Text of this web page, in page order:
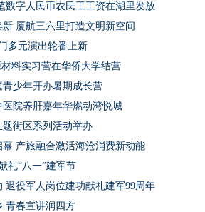
数字人民币农民工工资在湖里发放
厦航三六里打造文明新空间
多元演出轮番上新
料实习营在华侨大学结营
少年开办暑期成长营
院养肝嘉年华燃动湾悦城
街区系列活动举办
产旅融合激活海沧消费新动能
礼“八一”建军节
退役军人岗位建功献礼建军99周年
青春宣讲润四方